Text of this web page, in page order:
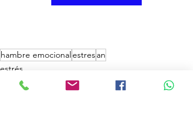
hambre emocionalestresan
estrés
inflamación